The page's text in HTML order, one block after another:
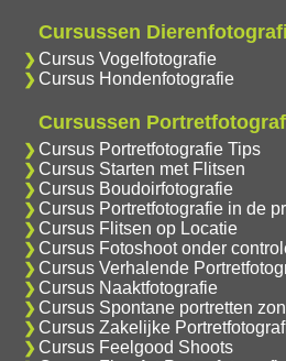
Cursussen
Cursus Vogelfotografie
Cursus Hondenfotografie
Cursussen
Cursus Portretfotografie Tips
Cursus Starten met Flitsen
Cursus Boudoirfotografie
Cursus Portretfotografie in de
Cursus Flitsen op Locatie
Cursus Fotoshoot onder
Cursus Verhalende
Cursus Naaktfotografie
Cursus Spontane portretten
Cursus Zakelijke
Cursus Feelgood Shoots